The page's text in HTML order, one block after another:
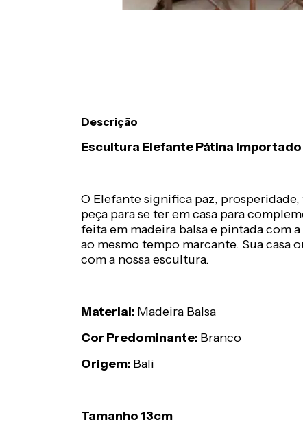
Descrição
Escultura Elefante Pátina Importado
O Elefante significa paz,
peça para se ter em casa para
feita em madeira balsa e pintada com
ao mesmo tempo marcante. Sua casa
com a nossa escultura.
Material: Madeira Balsa
Cor Predominante: Branco
Origem: Bali
Tamanho 13cm